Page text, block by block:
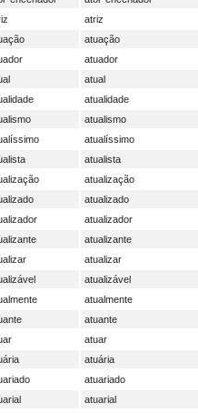
atriz
atuação
atuador
atual
atualidade
atualismo
atualíssimo
atualista
atualização
atualizado
atualizador
atualizante
atualizar
atualizável
atualmente
atuante
atuar
atuária
atuariado
atuarial